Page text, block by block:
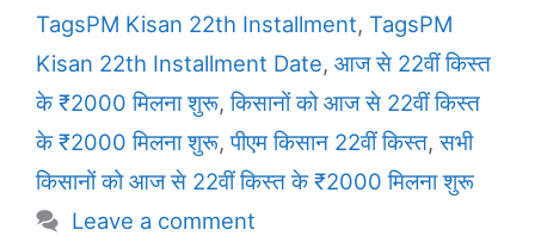
TagsPM Kisan 22th Installment, TagsPM
Kisan 22th Installment Date, आज से 22वीं किस्त
के ₹2000 मिलना शुरू,किसानों को आज से 22वीं किस्त
के ₹2000 मिलना शुरू,पीएम किसान 22वीं किस्त,सभी
किसानों को आज से 22वीं किस्त के ₹2000 मिलना शुरू
Leave a comment